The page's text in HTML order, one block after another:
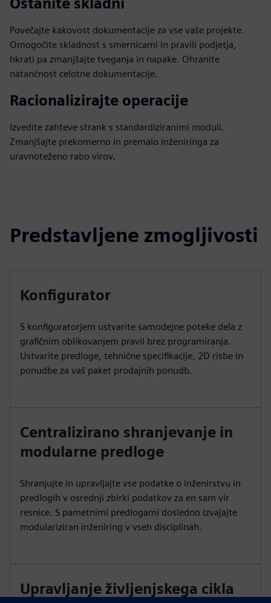
Povečajte kakovost dokumentacije za vse vaše projekte.
Omogočite skladnost s smernicami in pravili podjetja,
hkrati pa zmanjšajte tveganja in napake. Ohranite
natančnost celotne dokumentacije.
Racionalizirajte operacije
Izvedite zahteve strank s standardiziranimi moduli.
Zmanjšajte prekomerno in premalo inženiringa za
uravnoteženo rabo virov.
Predstavljene zmogljivosti
Konfigurator
S konfiguratorjem ustvarite samodejne poteke dela z
grafičnim oblikovanjem pravil brez programiranja.
Ustvarite predloge, tehnične specifikacije, 2D risbe in
ponudbe za vaš paket prodajnih ponudb.
Centralizirano shranjevanje in
modularne predloge
Shranjujte in upravljajte vse podatke o inženirstvu in
predlogih v osrednji zbirki podatkov za en sam vir
resnice. S pametnimi predlogami dosledno izvajajte
modulariziran inženiring v vseh disciplinah.
Upravljanje življenjskega cikla